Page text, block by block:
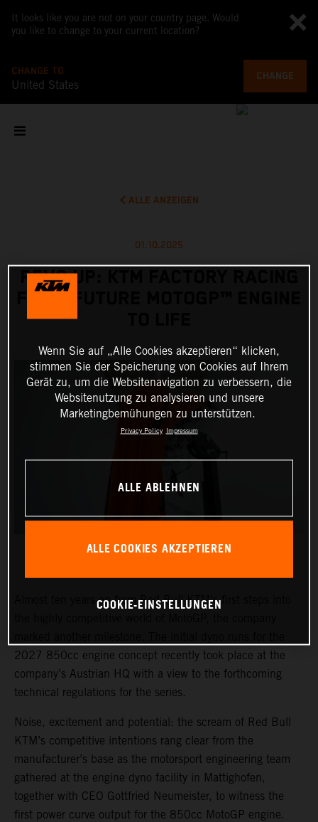
It looks like you are not on your country page. Would
you like to change to your current location?
CHANGE TO
United States
CHANGE
ALLE ANZEIGEN
01.10.2025
REVS UP: KTM FACTORY RACING
FIRES FUTURE MOTOGP™ ENGINE
Almost ten years on from Red Bull KTM’s first steps into
2027 850cc engine concept recently took place at the
company’s Austrian HQ with a view to the forthcoming
technical regulations for the series.
Noise, excitement and potential: the scream of Red Bull
KTM’s competitive intentions rang clear from the
manufacturer’s base as the motorsport engineering team
gathered at the engine dyno facility in Mattighofen,
together with CEO Gottfried Neumeister, to witness the
first power curve output for the 850cc MotoGP engine.
Wenn Sie auf „Alle Cookies akzeptieren“ klicken,
stimmen Sie der Speicherung von Cookies auf Ihrem
Gerät zu, um die Websitenavigation zu verbessern, die
Websitenutzung zu analysieren und unsere
Marketingbemühungen zu unterstützen.
Privacy Policy Impressum
ALLE ABLEHNEN
ALLE COOKIES AKZEPTIEREN
COOKIE-EINSTELLUNGEN